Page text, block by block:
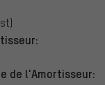
de l'Amortisseur: